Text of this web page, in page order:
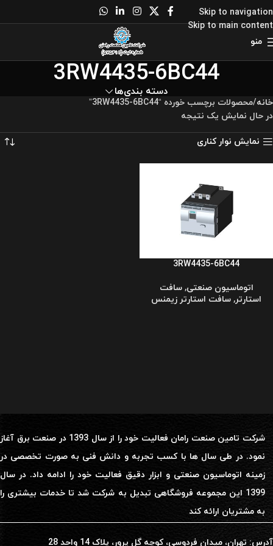
Skip to navigation
Skip to main content
منو
3RW4435-6BC44
دسته بندی‌ها
خانه محصولات برچسب خورده “3RW4435-6BC44”
در حال نمایش یک نتیجه
نمایش نوار کناری
3RW4435-6BC44
اتوماسیون صنعتی,سافت
استارتر, سافت استارتر زیمنس
شرکت تامین صنعت رامان فعالیت خود را از سال 1393 در صنعت برق آغاز
نمود. در طی سال ها با کسب تجربه و دانش فنی به صورت تخصصی در
زمینه اتوماسیون صنعتی و ابزار دقیق فعالیت خود را ادامه داد. در سال
1399 این مجموعه فروشگاهی تبدیل به شرکت شد تا خدمات بیشتری را
به مشتریان ارائه کند
آدرس: تهران، میدان فردوسی، کوچه گل پرور، پلاک 14 واحد 28